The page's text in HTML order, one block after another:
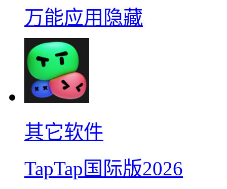
万能应用隐藏
其它软件
TapTap国际版2026